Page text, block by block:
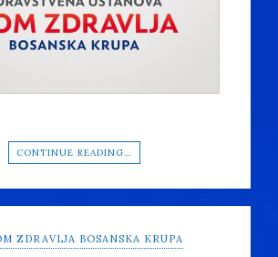
CONTINUE READING…
ZDRAVLJA BOSANSKA KRUPA